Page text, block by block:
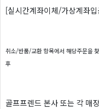
[실시간계좌이체/가상계좌
취소/반품/교환 항목에서 해당주문을
후
골프프렌드 본사 또는 각 매